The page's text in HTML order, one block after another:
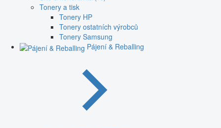
Tonery a tisk
Tonery HP
Tonery ostatních výrobců
Tonery Samsung
Pájení & Reballing